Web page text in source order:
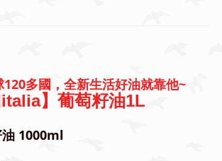
多國，全新生活好油就靠他~
】葡萄籽油1L
1000ml